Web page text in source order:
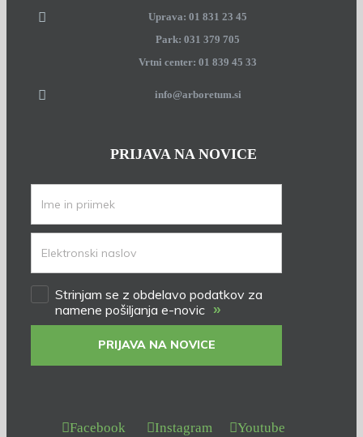
Uprava: 01 831 23 45
Park: 031 379 705
Vrtni center: 01 839 45 33
info@arboretum.si
PRIJAVA NA NOVICE
Strinjam se z obdelavo podatkov za
namene pošiljanja e-novic »
PRIJAVA NA NOVICE
Facebook Instagram
Youtube